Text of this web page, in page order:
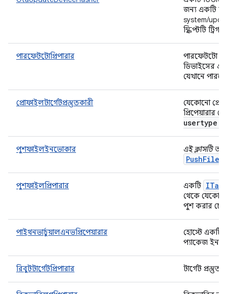
জন্য একটি
system/
স্ক্রিপ্টটি
পারফেটটোপ্রিপারার
পারফেটটো
ডিভাইসের
যেখানে
প্রোফাইলটার্গেটপ্রস্তুতকারী
যেকোনো
প্রিপেয়ারার
usertype
পুশফাইলইনভোকার এই ক্লাসটি
পুশফাইলপ্রিপারার একটি
থেকে
পুশ করার
পাইথনভার্চুয়ালএনভপ্রিপেয়ারার
হোস্টে একটি
প্যাকেজ
রিবুটটার্গেটপ্রিপারার টার্গেট